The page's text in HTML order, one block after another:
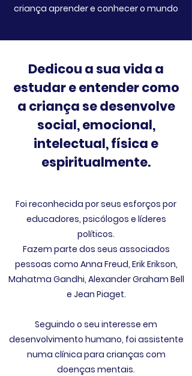
criança aprender e conhecer o mundo
Dedicou a sua vida a
estudar e entender como
a criança se desenvolve
social, emocional,
intelectual, física e
espiritualmente.
Foi reconhecida por seus esforços por
educadores, psicólogos e líderes
políticos.
Fazem parte dos seus associados
pessoas como Anna Freud, Erik Erikson,
Mahatma Gandhi, Alexander Graham Bell
e Jean Piaget.
Seguindo o seu interesse em
desenvolvimento humano, foi assistente
numa clínica para crianças com
doenças mentais.